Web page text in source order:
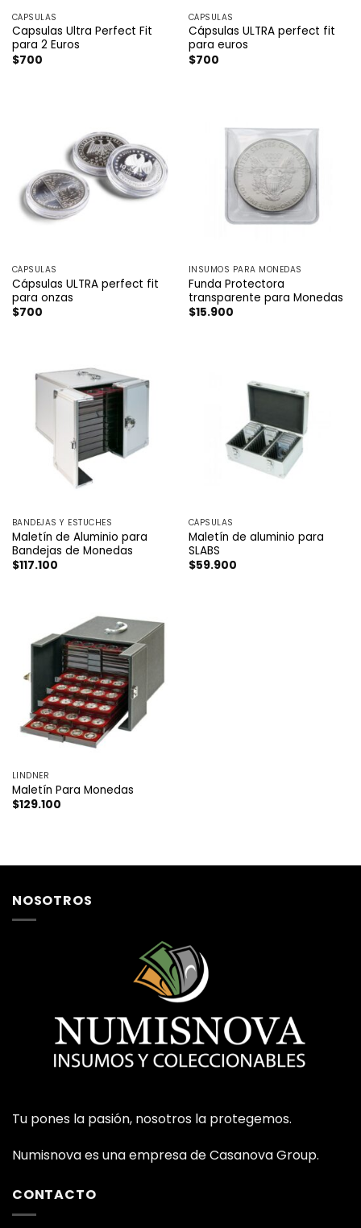
CÁPSULAS
Capsulas Ultra Perfect Fit
para 2 Euros
$700
CÁPSULAS
Cápsulas ULTRA perfect fit
para euros
$700
CÁPSULAS
Cápsulas ULTRA perfect fit
para onzas
$700
INSUMOS PARA MONEDAS
Funda Protectora
transparente para Monedas
$15.900
BANDEJAS Y ESTUCHES
Maletín de Aluminio para
Bandejas de Monedas
$117.100
CÁPSULAS
Maletín de aluminio para
SLABS
$59.900
LINDNER
Maletín Para Monedas
$129.100
NOSOTROS
Tu pones la pasión, nosotros la protegemos.
Numisnova es una empresa de Casanova Group.
CONTACTO